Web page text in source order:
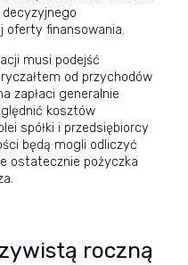
oferty finansowania.
musi podejść
od przychodów
zapłaci generalnie
kosztów
spółki i przedsiębiorcy
będą mogli odliczyć
ostatecznie pożyczka
roczną